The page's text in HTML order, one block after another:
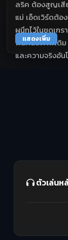
ลริค ต้องสูญเสี
แม่ เอ็ดเวิร์ดต้
ผนึกไว้ในชุดเก
ฟื้นคืนสภาพเดิม
และความจริงอั
แสดงเพิ่ม
ตัวเล่นห